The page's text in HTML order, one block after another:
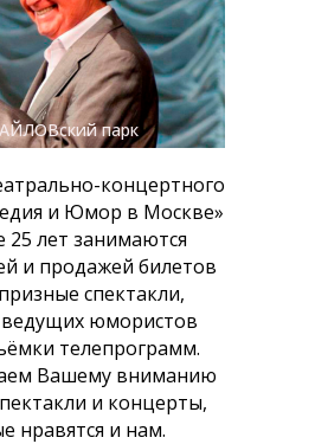
парк
концертного
и Юмор в Москве»
25 лет занимаются
и продажей билетов
спектакли,
юмористов
телепрограмм.
Вашему вниманию
и концерты,
нравятся и нам.